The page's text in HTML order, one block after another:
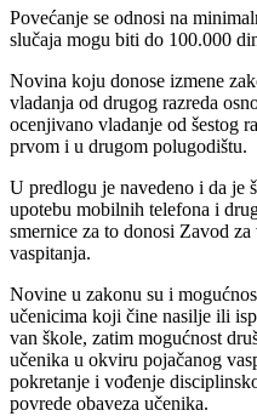
Povećanje se odnosi na
slučaja mogu biti do 100.000
Novina koju donose izmene
vladanja od drugog razreda
ocenjivano vladanje od šestog
prvom i u drugom polugodištu.
U predlogu je navedeno i da je
upotebu mobilnih telefona i
smernice za to donosi Zavod
vaspitanja.
Novine u zakonu su i
učenicima koji čine nasilje ili
van škole, zatim mogućnost
učenika u okviru pojačanog
pokretanje i vođenje
povrede obaveza učenika.